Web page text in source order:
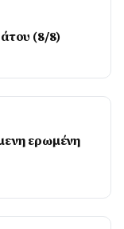
(8/8)
ερωμένη